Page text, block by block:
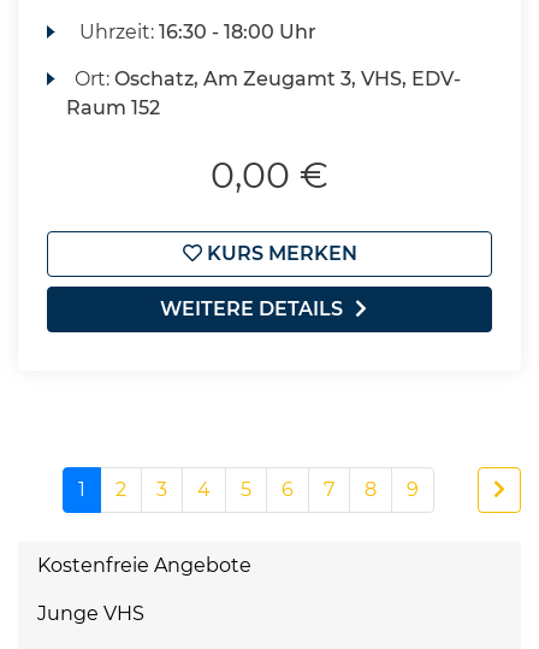
Uhrzeit:16:30 - 18:00 Uhr
Ort:Oschatz, Am Zeugamt 3, VHS, EDV-
Raum 152
0,00 €
KURS MERKEN
WEITERE DETAILS
1 2 3 4 5 6 7 8 9
Kostenfreie Angebote
Junge VHS